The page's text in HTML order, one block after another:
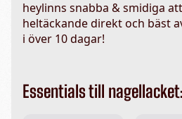
heylinns snabba & smidiga
heltäckande direkt och bäst
i över 10 dagar!
Essentials till